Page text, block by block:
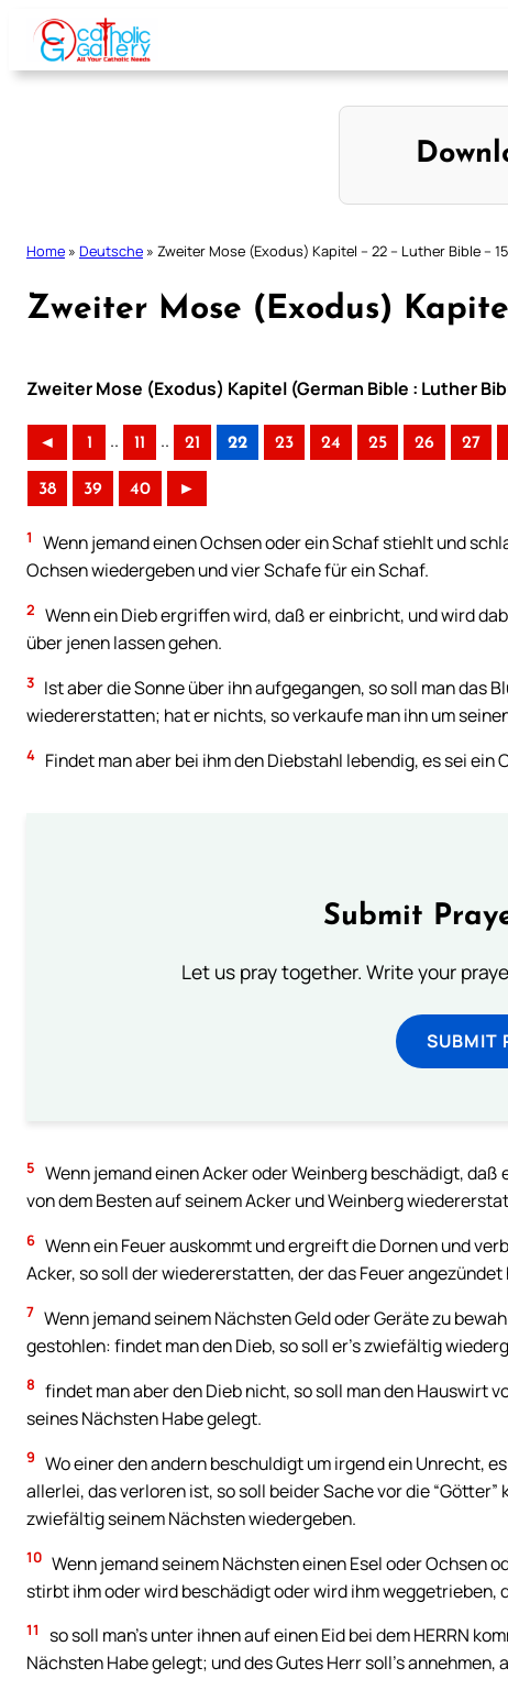
Skip
content
Home » Deutsche » Zweiter Mose (Exodus) Kapitel – 22 – Luther Bible –
Zweiter Mose (Exodus)
Zweiter Mose (Exodus) Kapitel (German Bible : Luther
◄ 1 .. 11 .. 21 22 23 24 25 26 27
38 39 40 ►
1
Wenn jemand einen Ochsen oder ein Schaf stiehlt und
Ochsen wiedergeben und vier Schafe für ein Schaf.
2 Wenn ein Dieb ergriffen wird, daß er einbricht, und wird
über jenen lassen gehen.
3 Ist aber die Sonne über ihn aufgegangen, so soll man das
wiedererstatten; hat er nichts, so verkaufe man ihn um
4 Findet man aber bei ihm den Diebstahl lebendig, es sei
Submit
Let us pray together. Write your
SUBMIT
5 Wenn jemand einen Acker oder Weinberg beschädigt,
von dem Besten auf seinem Acker und Weinberg
6 Wenn ein Feuer auskommt und ergreift die Dornen und
Acker, so soll der wiedererstatten, der das Feuer angezündet
7 Wenn jemand seinem Nächsten Geld oder Geräte zu
gestohlen: findet man den Dieb, so soll er’s zwiefältig
8 findet man aber den Dieb nicht, so soll man den Hauswirt
seines Nächsten Habe gelegt.
9 Wo einer den andern beschuldigt um irgend ein Unrecht,
allerlei, das verloren ist, so soll beider Sache vor die “Götter”
zwiefältig seinem Nächsten wiedergeben.
10 Wenn jemand seinem Nächsten einen Esel oder Ochsen
stirbt ihm oder wird beschädigt oder wird ihm weggetrieben,
11
so soll man’s unter ihnen auf einen Eid bei dem HERRN
Nächsten Habe gelegt; und des Gutes Herr soll’s